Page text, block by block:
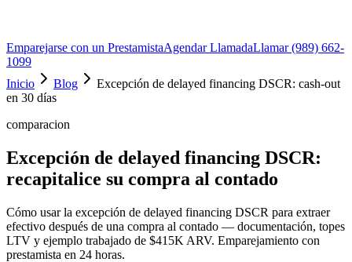
Emparejarse con un PrestamistaAgendar LlamadaLlamar (989) 662-
1099
Inicio
Blog
Excepción de delayed financing DSCR: cash-out
en 30 días
comparacion
Excepción de delayed financing DSCR:
recapitalice su compra al contado
Cómo usar la excepción de delayed financing DSCR para extraer
efectivo después de una compra al contado — documentación, topes
LTV y ejemplo trabajado de $415K ARV. Emparejamiento con
prestamista en 24 horas.